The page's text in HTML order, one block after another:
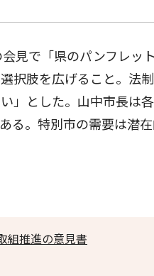
で「県のパンフレッ
択肢を広げること。法
」とした。山中市長は
る。特別市の需要は潜
組推進の意見書